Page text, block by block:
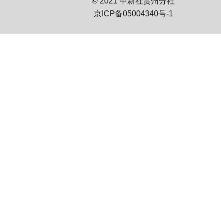
京ICP备05004340号-1